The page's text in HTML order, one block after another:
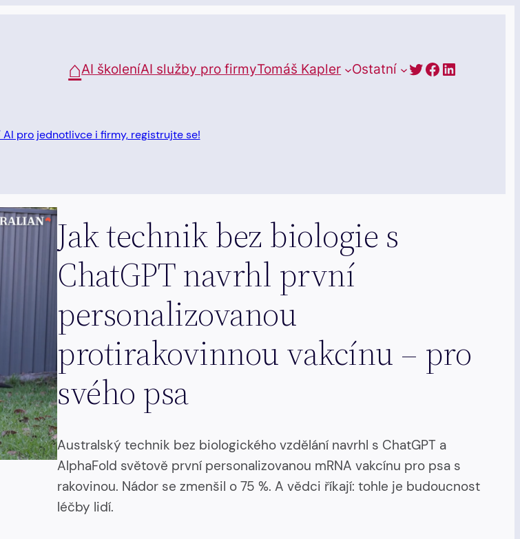
⌂AI školeníAI služby pro firmyTomáš Kapler Ostatní https://
Facebook
LinkedIn
AI pro jednotlivce i firmy, registrujte se!
Jak technik bez biologie s
ChatGPT navrhl první
personalizovanou
protirakovinnou vakcínu – pro
svého psa
Australský technik bez biologického vzdělání navrhl s ChatGPT a
AlphaFold světově první personalizovanou mRNA vakcínu pro psa s
rakovinou. Nádor se zmenšil o 75 %. A vědci říkají: tohle je budoucnost
léčby lidí.